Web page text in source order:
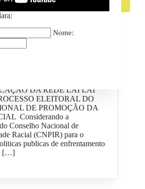
Nome:
Nota Pública de apoio a
LAI APEJO para o processo
de Promoção da
DA REDE LAI LAI
ELEITORAL DO
DE PROMOÇÃO DA
Considerando a
Conselho Nacional de
Racial (CNPIR) para o
publicas de enfrentamento
[…]